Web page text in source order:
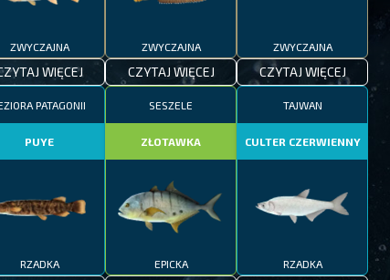
ZWYCZAJNA
WIĘCEJ
ZWYCZAJNA
CZYTAJ WIĘCEJ
ZWYCZAJNA
CZYTAJ WIĘCEJ
PATAGONII
PUYE
RZADKA
SESZELE
ZŁOTAWKA
EPICKA
TAJWAN
CULTER CZERWIENNY
RZADKA